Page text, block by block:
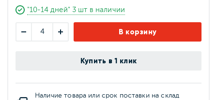
"10-14 дней" 3 шт в наличии
В корзину
Купить в 1 клик
Наличие товара или срок поставки на склад